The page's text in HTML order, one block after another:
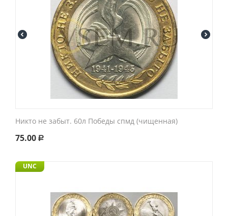
Никто не забыт. 60л Победы спмд (чищенная)
75.00 Р
UNC